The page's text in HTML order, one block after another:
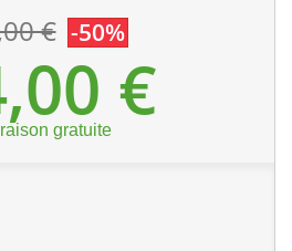
€ -50%
€
gratuite